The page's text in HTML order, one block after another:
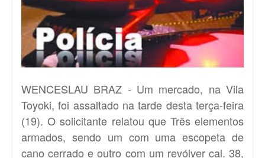
WENCESLAU BRAZ - Um mercado, na Vila
Toyoki, foi assaltado na tarde desta terça-feira
(19). O solicitante relatou que Três elementos
armados, sendo um com uma escopeta de
cano cerrado e outro com um revólver cal. 38,